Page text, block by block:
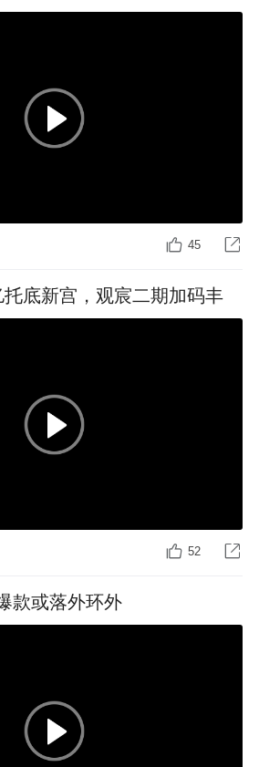
45
底新宫，观宸二期加码丰
52
款或落外环外